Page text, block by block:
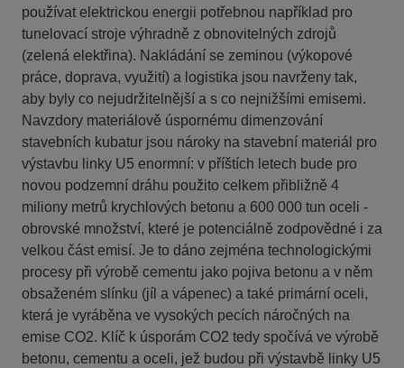
používat elektrickou energii potřebnou například pro
tunelovací stroje výhradně z obnovitelných zdrojů
(zelená elektřina). Nakládání se zeminou (výkopové
práce, doprava, využití) a logistika jsou navrženy tak,
aby byly co nejudržitelnější a s co nejnižšími emisemi.
Navzdory materiálově úspornému dimenzování
stavebních kubatur jsou nároky na stavební materiál pro
výstavbu linky U5 enormní: v příštích letech bude pro
novou podzemní dráhu použito celkem přibližně 4
miliony metrů krychlových betonu a 600 000 tun oceli -
obrovské množství, které je potenciálně zodpovědné i za
velkou část emisí. Je to dáno zejména technologickými
procesy při výrobě cementu jako pojiva betonu a v něm
obsaženém slínku (jíl a vápenec) a také primární oceli,
která je vyráběna ve vysokých pecích náročných na
emise CO2. Klíč k úsporám CO2 tedy spočívá ve výrobě
betonu, cementu a oceli, jež budou při výstavbě linky U5